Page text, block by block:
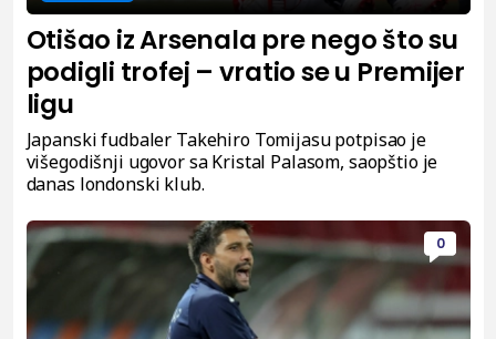
Otišao iz Arsenala pre nego što su
podigli trofej – vratio se u Premijer
ligu
Japanski fudbaler Takehiro Tomijasu potpisao je
višegodišnji ugovor sa Kristal Palasom, saopštio je
danas londonski klub.
0